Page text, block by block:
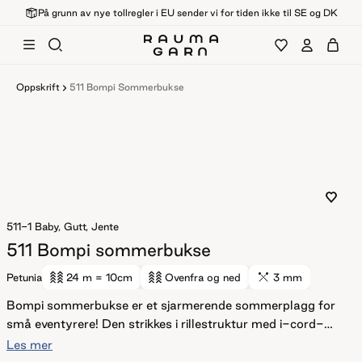
På grunn av nye tollregler i EU sender vi for tiden ikke til SE og DK
Oppskrift 511 Bompi Sommerbukse
511-1 Baby, Gutt, Jente
511 Bompi sommerbukse
Petunia 24 m = 10cm Ovenfra og ned 3 mm
Bompi sommerbukse er et sjarmerende sommerplagg for
små eventyrere! Den strikkes i rillestruktur med i-cord-
kanter som rammer inn plagget på en søt og leken måte,
Les mer